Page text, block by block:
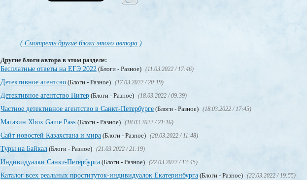
( Смотреть другие блоги этого автора )
Другие блоги автора в этом разделе:
Бесплатные ответы на ЕГЭ 2022 (Блоги - Разное) (11.03.2022 / 17:46)
Детективное агентсво (Блоги - Разное) (17.03.2022 / 20:19)
Детективное агентство Питер (Блоги - Разное) (18.03.2022 / 09:39)
Частное детективное агентство в Санкт-Петербурге (Блоги - Разное) (18.03.2022 / 17:45)
Магазин Xbox Game Pass (Блоги - Разное) (18.03.2022 / 21:16)
Сайт новостей Казахстана и мира (Блоги - Разное) (20.03.2022 / 11:48)
Туры на Байкал (Блоги - Разное) (21.03.2022 / 21:19)
Индивидуалки Санкт-Петербурга (Блоги - Разное) (22.03.2022 / 13:45)
Каталог всех реальных проституток-индивидуалок Екатеринбурга (Блоги - Разное) (22.03.2022 / 19:55)